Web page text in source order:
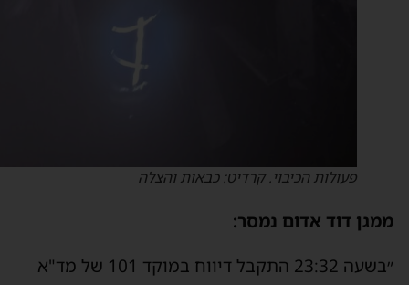
פעולות הכיבוי. קרדיט: כבאות והצלה
דוד אדום נמסר:
״בשעה 23:32 התקבל דיווח במוקד 101 של מד"א